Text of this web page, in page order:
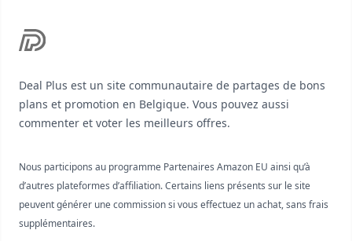
Deal Plus est un site communautaire de partages de bons
plans et promotion en Belgique. Vous pouvez aussi
commenter et voter les meilleurs offres.
Nous participons au programme Partenaires Amazon EU ainsi qu’à
d’autres plateformes d’affiliation. Certains liens présents sur le site
peuvent générer une commission si vous effectuez un achat, sans frais
supplémentaires.